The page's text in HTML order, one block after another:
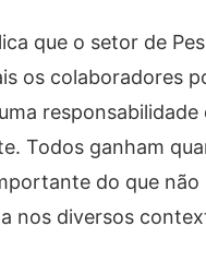
que o setor de
os colaboradores
Todos ganham
do que
nos diversos